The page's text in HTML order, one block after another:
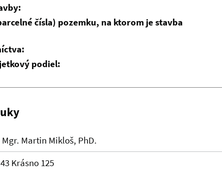
čísla) pozemku, na ktorom je stavba
podiel:
Mgr. Martin Mikloš, PhD.
Krásno 125